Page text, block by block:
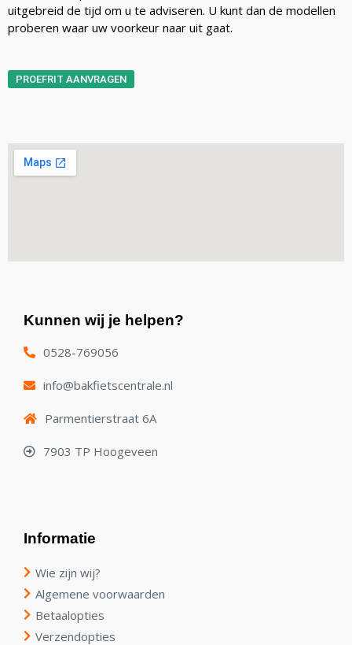
uitgebreid de tijd om u te adviseren. U kunt dan de modellen
proberen waar uw voorkeur naar uit gaat.
PROEFRIT AANVRAGEN
Kunnen wij je helpen?
0528-769056
info@bakfietscentrale.nl
Parmentierstraat 6A
7903 TP Hoogeveen
Informatie
Wie zijn wij?
Algemene voorwaarden
Betaalopties
Verzendopties